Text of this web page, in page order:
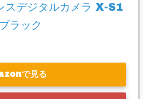
デジタルカメラ X-S1
ラック
で見る